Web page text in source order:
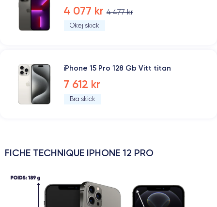
4 077 kr 4 477 kr
Okej skick
iPhone 15 Pro 128 Gb Vitt titan
7 612 kr
Bra skick
FICHE TECHNIQUE IPHONE 12 PRO